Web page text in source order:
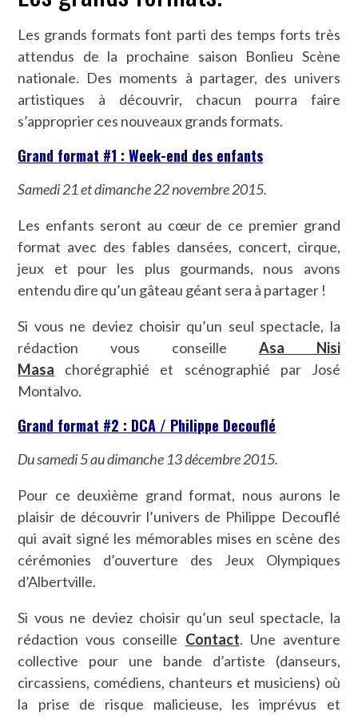
Les grands formats font parti des temps forts très
attendus de la prochaine saison Bonlieu Scène
nationale. Des moments à partager, des univers
artistiques à découvrir, chacun pourra faire
s’approprier ces nouveaux grands formats.
Grand format #1 : Week-end des enfants
Samedi 21 et dimanche 22 novembre 2015.
Les enfants seront au cœur de ce premier grand
format avec des fables dansées, concert, cirque,
jeux et pour les plus gourmands, nous avons
entendu dire qu’un gâteau géant sera à partager !
Si vous ne deviez choisir qu’un seul spectacle, la
rédaction vous conseille Asa Nisi
Masa chorégraphié et scénographié par José
Montalvo.
Grand format #2 : DCA / Philippe Decouflé
Du samedi 5 au dimanche 13 décembre 2015.
Pour ce deuxième grand format, nous aurons le
plaisir de découvrir l’univers de Philippe Decouflé
qui avait signé les mémorables mises en scène des
cérémonies d’ouverture des Jeux Olympiques
d’Albertville.
Si vous ne deviez choisir qu’un seul spectacle, la
rédaction vous conseille Contact. Une aventure
collective pour une bande d’artiste (danseurs,
circassiens, comédiens, chanteurs et musiciens) où
la prise de risque malicieuse, les imprévus et